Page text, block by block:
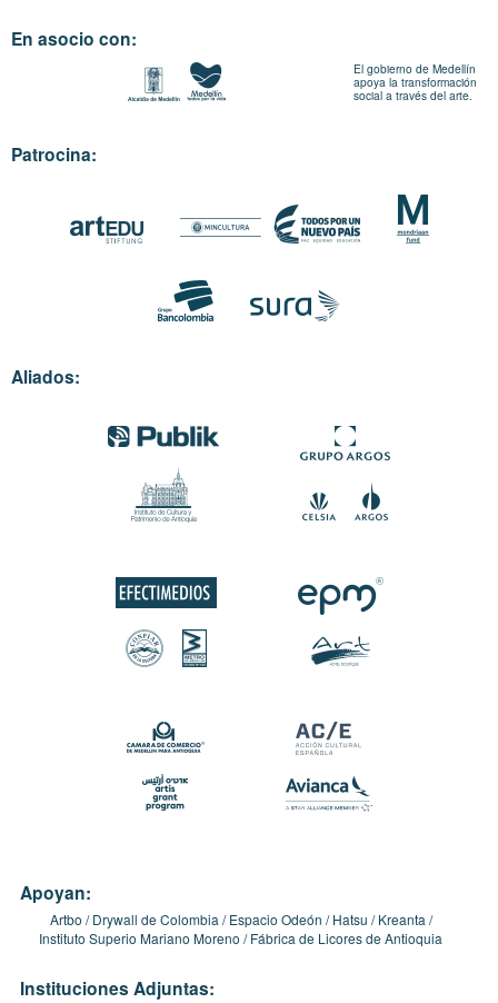
En asocio con:
El gobierno de Medellín
apoya la transformación
social a través del arte.
Patrocina:
Aliados:
Apoyan:
Artbo Drywall de Colombia Espacio Odeón Hatsu
Kreanta
Instituto Superio Mariano Moreno
Fábrica de Licores de Antioquia
Instituciones Adjuntas: